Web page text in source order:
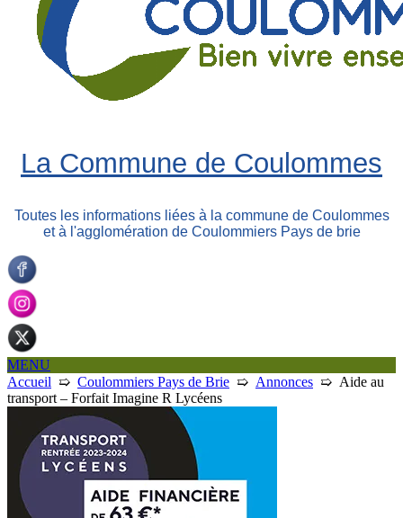
La Commune de Coulommes
Toutes les informations liées à la commune de Coulommes
et à l'agglomération de Coulommiers Pays de brie
MENU
Accueil ➯ Coulommiers Pays de Brie ➯ Annonces ➯ Aide au
transport – Forfait Imagine R Lycéens